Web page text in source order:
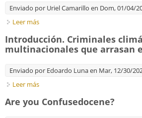
Enviado por Uriel Camarillo en Dom, 01/04/
Leer más
Introducción. Criminales
multinacionales que arrasan
Enviado por Edoardo Lunaen Mar, 12/30/
Leer más
Are you Confusedocene?